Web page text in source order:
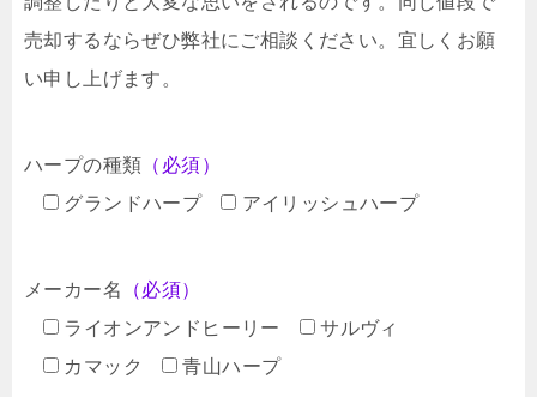
売却するならぜひ弊社にご相談ください。宜しくお願
い申し上げます。
ハープの種類 （必須）
グランドハープ
アイリッシュハープ
メーカー名
（必須）
ライオンアンドヒーリー
サルヴィ
カマック
青山ハープ